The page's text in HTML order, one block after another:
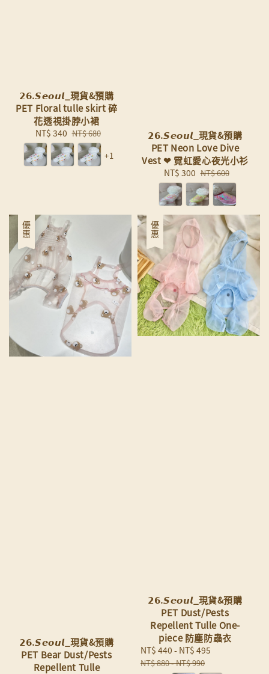
𝟮𝟲.𝙎𝙚𝙤𝙪𝙡_現貨&預購
PET Floral tulle skirt 碎
花透視掛脖小裙
Sale
price
NT$ 340 Regular
price
NT$ 680
+1
𝟮𝟲.𝙎𝙚𝙤𝙪𝙡_現貨&預購
PET Neon Love Dive
Vest ❤︎ 霓虹愛心夜光小衫
Sale
price
NT$ 300 Regular
price
NT$ 600
優惠
𝟮𝟲.𝙎𝙚𝙤𝙪𝙡_現貨&預購
PET Bear Dust/Pests
Repellent Tulle
優惠
𝟮𝟲.𝙎𝙚𝙤𝙪𝙡_現貨&預購
PET Dust/Pests
Repellent Tulle One-
piece 防塵防蟲衣
Sale
price
NT$ 440 - NT$ 495
NT$ 880-NT$ 990